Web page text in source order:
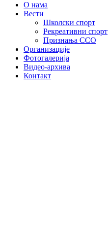
О нама
Вести
Школски спорт
Рекреативни спорт
Признања ССО
Oрганизације
Фотогалерија
Видео-архива
Контакт